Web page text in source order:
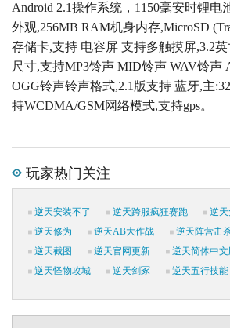
Android 2.1操作系统，1150毫安时锂电
外观,256MB RAM机身内存,MicroSD
存储卡,支持 电容屏 支持多触摸屏,3.2
尺寸,支持MP3铃声 MID铃声 WAV铃声
OGG铃声铃声格式,2.1版支持 蓝牙,主
持WCDMA/GSM网络模式,支持gps。
玩家热门关注
逆天安装不了 逆天跨服疯狂赛跑
逆
逆天修为
逆天AB大作战 逆天阵营击
逆天截图
逆天官网更新 逆天简体中
逆天怪物攻城
逆天剑冢 逆天五行技能